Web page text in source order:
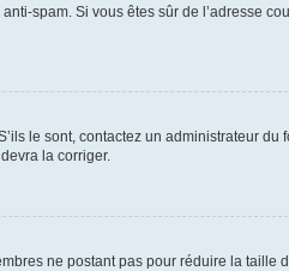
spam. Si vous êtes sûr de l’adresse
le sont, contactez un administrateur du
la corriger.
ne postant pas pour réduire la taille